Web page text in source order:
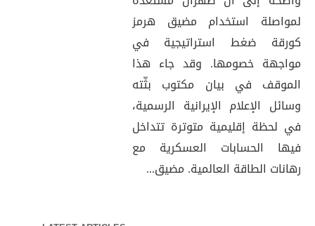
لمواصلة استخدام مضيق هرمز
كورقة ضغط استراتيجية في
مواجهة خصومها. وقد جاء هذا
الموقف في بيان مكتوب بثّته
وسائل الإعلام الإيرانية الرسمية،
في لحظة إقليمية متوترة تتداخل
فيها الحسابات العسكرية مع
رهانات الطاقة العالمية. مضيق...